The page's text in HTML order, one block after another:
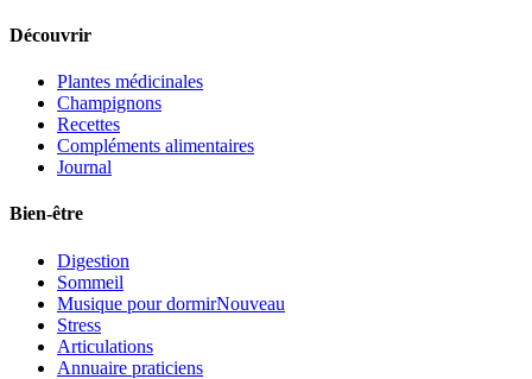
Découvrir
Plantes médicinales
Champignons
Recettes
Compléments alimentaires
Journal
Bien-être
Digestion
Sommeil
Musique pour dormirNouveau
Stress
Articulations
Annuaire praticiens